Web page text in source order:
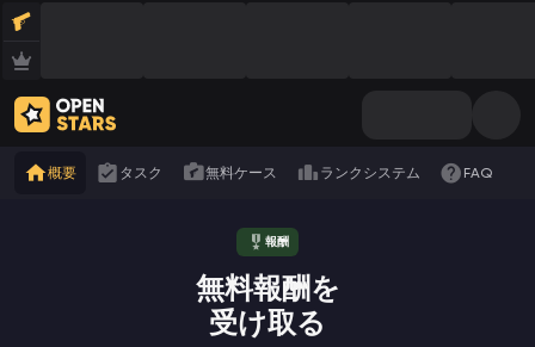
概要 タスク 無料ケース ランクシステム FAQ
報酬
無料報酬を
受け取る